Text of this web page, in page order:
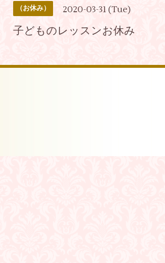
（お休み） 2020-03-31 (Tue)
子どものレッスンお休み